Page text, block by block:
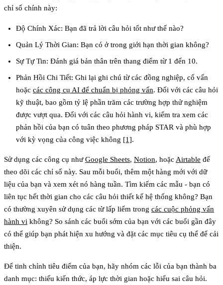
chỉ số chính này:
Độ Chính Xác: Bạn đã trả lời câu hỏi tốt như thế nào?
Quản Lý Thời Gian: Bạn có ở trong giới hạn thời gian không?
Sự Tự Tin: Đánh giá bản thân trên thang điểm từ 1 đến 10.
Phản Hồi Chi Tiết: Ghi lại ghi chú từ các đồng nghiệp, cố vấn
hoặc các công cụ AI để chuẩn bị phỏng vấn. Đối với các câu hỏi
kỹ thuật, bao gồm tỷ lệ phần trăm các trường hợp thử nghiệm
được vượt qua. Đối với các câu hỏi hành vi, kiểm tra xem các
phản hồi của bạn có tuân theo phương pháp STAR và phù hợp
với kỳ vọng của công việc không [1].
Sử dụng các công cụ nhưGoogle Sheets, Notion, hoặc Airtable để
theo dõi các chỉ số này. Sau mỗi buổi, thêm một hàng mới với dữ
liệu của bạn và xem xét nó hàng tuần. Tìm kiếm các mẫu - bạn có
liên tục hết thời gian cho các câu hỏi thiết kế hệ thống không? Bạn
có thường xuyên sử dụng các từ lấp liếm trong các cuộc phỏng vấn
hành vi không? So sánh các buổi sớm của bạn với các buổi gần đây
có thể giúp bạn phát hiện xu hướng và đặt các mục tiêu cụ thể để cải
thiện.
Để tinh chỉnh tiêu điểm của bạn, hãy nhóm các lỗi của bạn thành ba
danh mục: thiếu kiến thức, áp lực thời gian hoặc hiểu sai câu hỏi.